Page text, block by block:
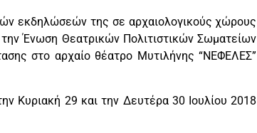
εκδηλώσεών της σε αρχαιολογικούς χώρους
Ένωση Θεατρικών Πολιτιστικών Σωματείων
στο αρχαίο θέατρο Μυτιλήνης “ΝΕΦΕΛΕΣ”
Κυριακή 29 και την Δευτέρα 30 Ιουλίου 2018